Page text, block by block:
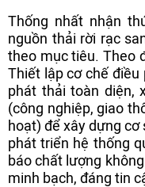
Thống nhất nhận
nguồn thải rời rạc
theo mục tiêu. Theo
Thiết lập cơ chế điều
phát thải toàn diện,
(công nghiệp, giao
hoạt) để xây dựng
phát triển hệ thống
báo chất lượng
minh bạch, đáng tin